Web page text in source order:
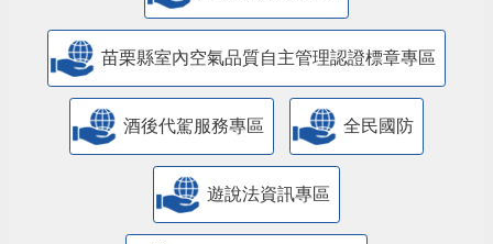
苗栗縣室內空氣品質自主管理認證標章專區
酒後代駕服務專區 全民國防
遊說法資訊專區